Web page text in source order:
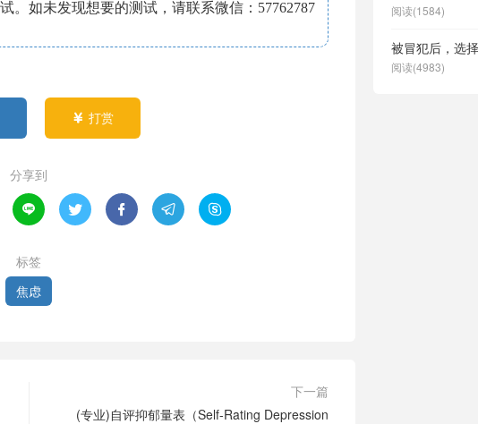
。如未发现想要的测试，请联系微信：57762787
 打赏
分享到
    
标签
焦虑
下一篇
(专业)自评抑郁量表（Self-Rating Depression
阅读(1584)
被冒犯后，选
阅读(4983)